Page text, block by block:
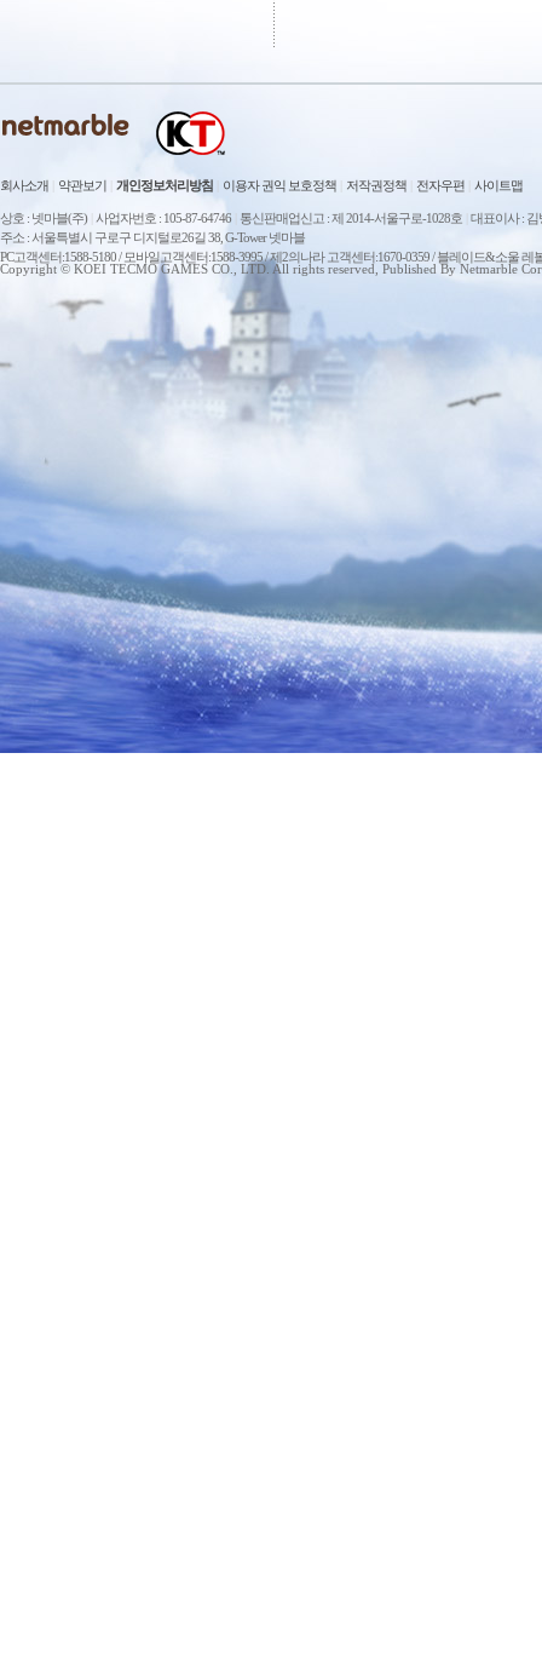
회사소개 약관보기 개인정보처리방침 이용자 권익 보호정책 저작권정책 전자우편 사이트맵
상호 : 넷마블(주) 사업자번호 : 105-87-64746 통신판매업신고 : 제 2014-서울구로-1028호 대표이사 : 김
주소 : 서울특별시 구로구 디지털로26길 38, G-Tower 넷마블
PC고객센터:1588-5180 / 모바일고객센터:1588-3995 / 제2의나라 고객센터:1670-0359 / 블레이드&소울
Copyright © KOEI TECMO GAMES CO., LTD. All rights reserved, Published By Netmarble